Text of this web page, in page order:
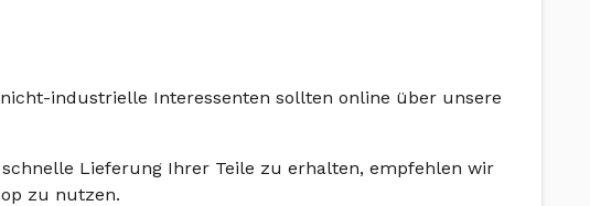
industrielle Interessenten sollten online über unsere
Lieferung Ihrer Teile zu erhalten, empfehlen wir
zu nutzen.